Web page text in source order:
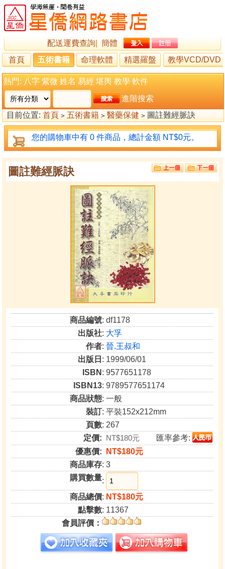
配送運費查詢
簡體
首頁
五術書籍 命理軟體 精選羅盤 教學VCD/DVD
熱門: 八字 紫微 姓名 易經 堪輿 教學 軟件
進階搜索
目前位置: 首頁 > 五術書籍 > 醫藥保健 > 圖註難經脈訣
您的購物車中有 0 件商品，總計金額 NT$0元。
圖註難經脈訣
商品編號: df1178
出版社: 大孚
作者:晉.王叔和
出版日 : 1999/06/01
ISBN : 9577651178
ISBN13: 9789577651174
商品狀態: 一般
裝訂: 平裝152x212mm
頁數: 267
定價: NT$180元
匯率參考:
優惠價:
NT$180元
商品庫存: 3
購買數量:
商品總價: NT$180元
點擊數: 11367
會員評價：